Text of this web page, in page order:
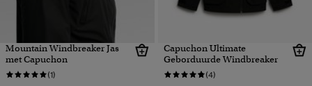
Mountain Windbreaker Jas
met Capuchon
(1)
Capuchon Ultimate
Geborduurde Windbreaker
(4)